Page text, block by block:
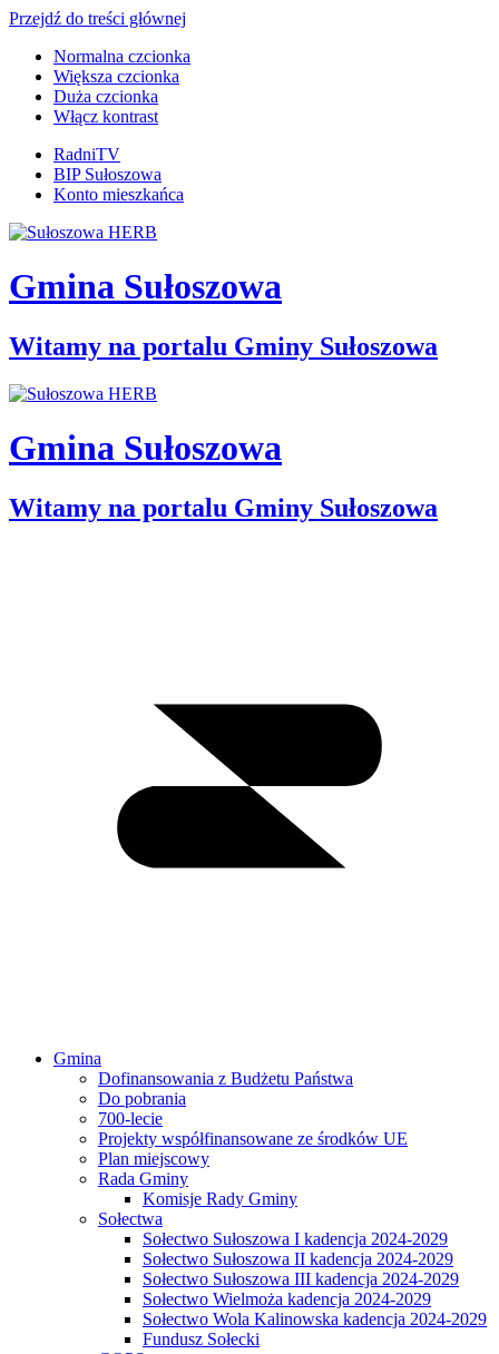
Przejdź do treści głównej
Normalna czcionka
Większa czcionka
Duża czcionka
Włącz kontrast
RadniTV
BIP Sułoszowa
Konto mieszkańca
Gmina Sułoszowa
Witamy na portalu Gminy Sułoszowa
Gmina Sułoszowa
Witamy na portalu Gminy Sułoszowa
Gmina
Dofinansowania z Budżetu Państwa
Do pobrania
700-lecie
Projekty współfinansowane ze środków UE
Plan miejscowy
Rada Gminy
Komisje Rady Gminy
Sołectwa
Sołectwo Sułoszowa I kadencja 2024-2029
Sołectwo Sułoszowa II kadencja 2024-2029
Sołectwo Sułoszowa III kadencja 2024-2029
Sołectwo Wielmoża kadencja 2024-2029
Sołectwo Wola Kalinowska kadencja 2024-2029
Fundusz Sołecki